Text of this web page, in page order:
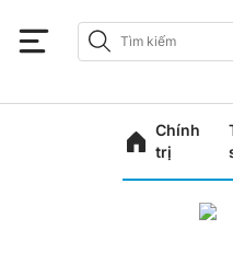
Chính
trị